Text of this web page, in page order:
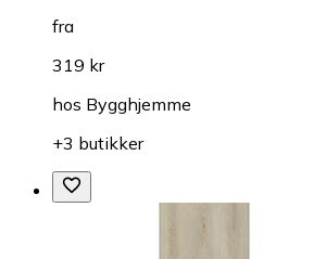
fra
319 kr
hos Bygghjemme
+3 butikker